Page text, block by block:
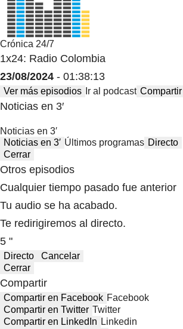
Crónica 24/7
1x24: Radio Colombia
23/08/2024 - 01:38:13
Ver más episodios Ir al podcast Compartir
Noticias en 3′
Noticias en 3′
Noticias en 3′ Últimos programas Directo
Cerrar
Otros episodios
Cualquier tiempo pasado fue anterior
Tu audio se ha acabado.
Te redirigiremos al directo.
5 "
Directo
Cancelar
Cerrar
Compartir
Compartir en Facebook Facebook
Compartir en Twitter Twitter
Compartir en LinkedIn Linkedin